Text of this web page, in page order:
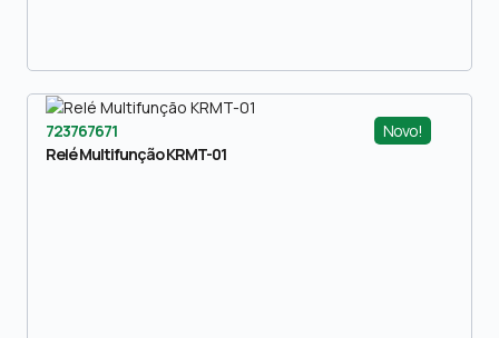
Novo!
723767671
Relé Multifunção KRMT-01